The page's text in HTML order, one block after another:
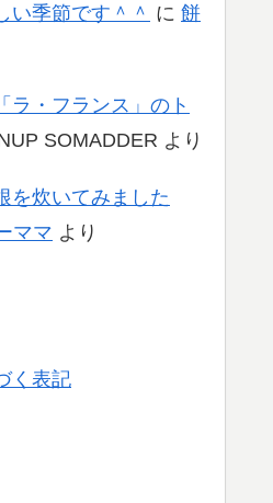
い季節です＾＾ に 餅
ラ・フランス」のト
SOMADDER より
を炊いてみました
ママ より
く表記